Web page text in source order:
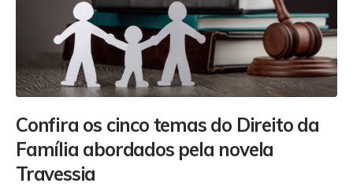
Confira os cinco temas do Direito da
Família abordados pela novela
Travessia